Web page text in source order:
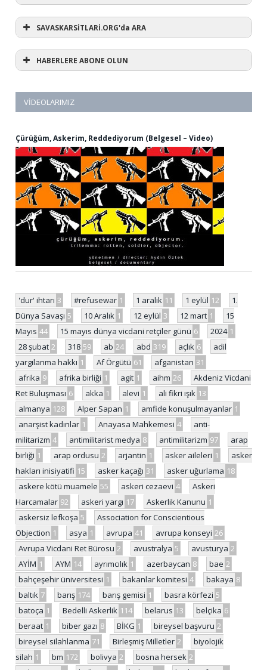
SAVASKARSİTLARİ.ORG'da ARA
HABERLERE ABONE OLUN
VIDEOLARIMIZ
Çürüğüm, Askerim, Reddediyorum (Belgesel – Video)
'dur' ihtarı 3 #refusewar 1 1 aralık 11 1 eylül 12
1.
Dünya Savaşı 5 10 Aralık 1 12 eylül 3 12 mart 1
15
Mayıs 44 15 mayıs dünya vicdani retçiler günü 6 2024 1
28 şubat 2 318 59 ab 24 abd 319 açlık 6
adil
yargılanma hakkı 1 Af Örgütü 61 afganistan 31
afrika 9 afrika birliği 1 agit 1 aihm 26
Akdeniz Vicdani
Ret Buluşması 6 akka 1 alevi 1 ali fikri ışık 13
almanya 128 Alper Sapan 1 amfide konuşulmayanlar 1
anarşist kadınlar 1 Anayasa Mahkemesi 4
anti-
militarizm 4 antimilitarist medya 8 antimilitarizm 97
arap
birliği 1 arap ordusu 2 arjantin 1 asker aileleri 1
asker
hakları inisiyatifi 15 asker kaçağı 31 asker uğurlama 18
askere kötü muamele 55 askeri cezaevi 4
Askeri
Harcamalar 92 askeri yargı 17 Askerlik Kanunu 1
askersiz lefkoşa 5
Association for Conscientious
Objection 1 asya 1 avrupa 41 avrupa konseyi 26
Avrupa Vicdani Ret Bürosu 2 avustralya 5 avusturya 2
AYİM 1 AYM 14 ayrımcılık 1 azerbaycan 8 bae 2
bahçeşehir üniversitesi 1 bakanlar komitesi 4 bakaya 8
baltık 7 barış 174 barış gemisi 1 basra körfezi 5
batoça 1 Bedelli Askerlik 114 belarus 13 belçika 6
beraat 1 biber gazı 8 BİKG 1 bireysel başvuru 2
bireysel silahlanma 71 Birleşmiş Milletler 2
biyolojik
silah 1 bm 172 bolivya 2 bosna hersek 2